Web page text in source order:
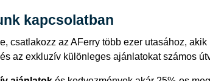
kapcsolatban
csatlakozz az AFerry több ezer utasához,
az exkluzív különleges ajánlatokat számos